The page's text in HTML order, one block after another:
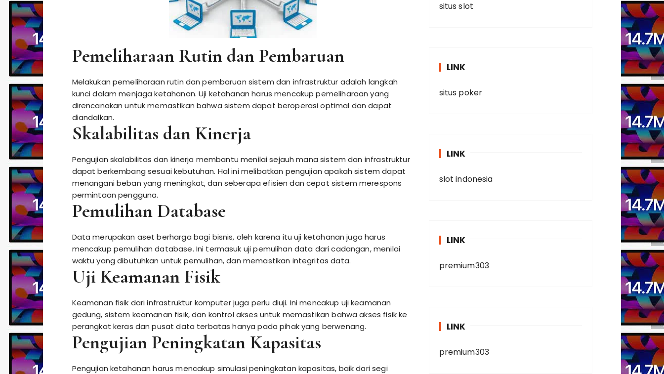
Pemeliharaan Rutin dan Pembaruan
Melakukan pemeliharaan rutin dan pembaruan sistem dan infrastruktur adalah langkah
kunci dalam menjaga ketahanan. Uji ketahanan harus mencakup pemeliharaan yang
direncanakan untuk memastikan bahwa sistem dapat beroperasi optimal dan dapat
diandalkan.
Skalabilitas dan Kinerja
Pengujian skalabilitas dan kinerja membantu menilai sejauh mana sistem dan infrastruktur
dapat berkembang sesuai kebutuhan. Hal ini melibatkan pengujian apakah sistem dapat
menangani beban yang meningkat, dan seberapa efisien dan cepat sistem merespons
permintaan pengguna.
Pemulihan Database
Data merupakan aset berharga bagi bisnis, oleh karena itu uji ketahanan juga harus
mencakup pemulihan database. Ini termasuk uji pemulihan data dari cadangan, menilai
waktu yang dibutuhkan untuk pemulihan, dan memastikan integritas data.
Uji Keamanan Fisik
Keamanan fisik dari infrastruktur komputer juga perlu diuji. Ini mencakup uji keamanan
gedung, sistem keamanan fisik, dan kontrol akses untuk memastikan bahwa akses fisik ke
perangkat keras dan pusat data terbatas hanya pada pihak yang berwenang.
Pengujian Peningkatan Kapasitas
Pengujian ketahanan harus mencakup simulasi peningkatan kapasitas, baik dari segi
situs slot
LINK
situs poker
LINK
slot indonesia
LINK
premium303
LINK
premium303